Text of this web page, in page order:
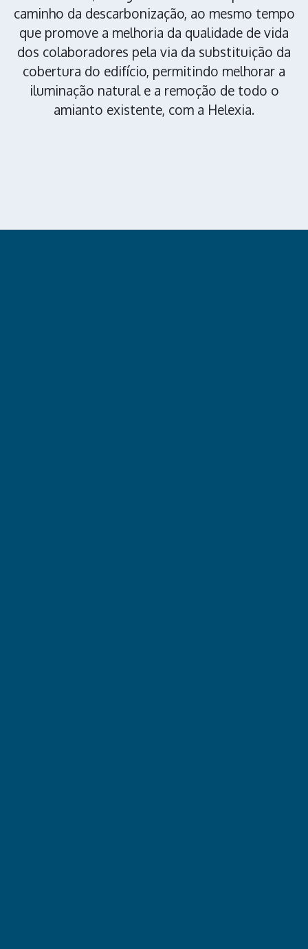
caminho da descarbonização, ao mesmo tempo
que promove a melhoria da qualidade de vida
dos colaboradores pela via da substituição da
cobertura do edifício, permitindo melhorar a
iluminação natural e a remoção de todo o
amianto existente, com a Helexia.